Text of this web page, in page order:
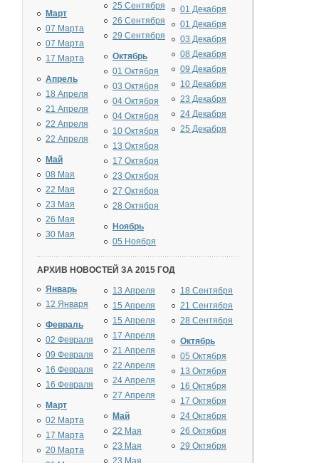
Март
07 Марта
07 Марта
17 Марта
Апрель
18 Апреля
21 Апреля
22 Апреля
22 Апреля
Май
08 Мая
22 Мая
23 Мая
26 Мая
30 Мая
25 Сентября
26 Сентября
29 Сентября
Октябрь
01 Октября
03 Октября
04 Октября
04 Октября
10 Октября
13 Октября
17 Октября
23 Октября
27 Октября
28 Октября
Ноябрь
05 Ноября
01 Декабря
01 Декабря
03 Декабря
08 Декабря
09 Декабря
10 Декабря
23 Декабря
24 Декабря
25 Декабря
АРХИВ НОВОСТЕЙ ЗА 2015 ГОД
Январь
12 Января
Февраль
02 Февраля
09 Февраля
16 Февраля
16 Февраля
Март
02 Марта
17 Марта
20 Марта
13 Апреля
15 Апреля
15 Апреля
17 Апреля
21 Апреля
22 Апреля
24 Апреля
27 Апреля
Май
22 Мая
23 Мая
23 Мая
18 Сентября
21 Сентября
28 Сентября
Октябрь
05 Октября
13 Октября
16 Октября
17 Октября
24 Октября
26 Октября
29 Октября